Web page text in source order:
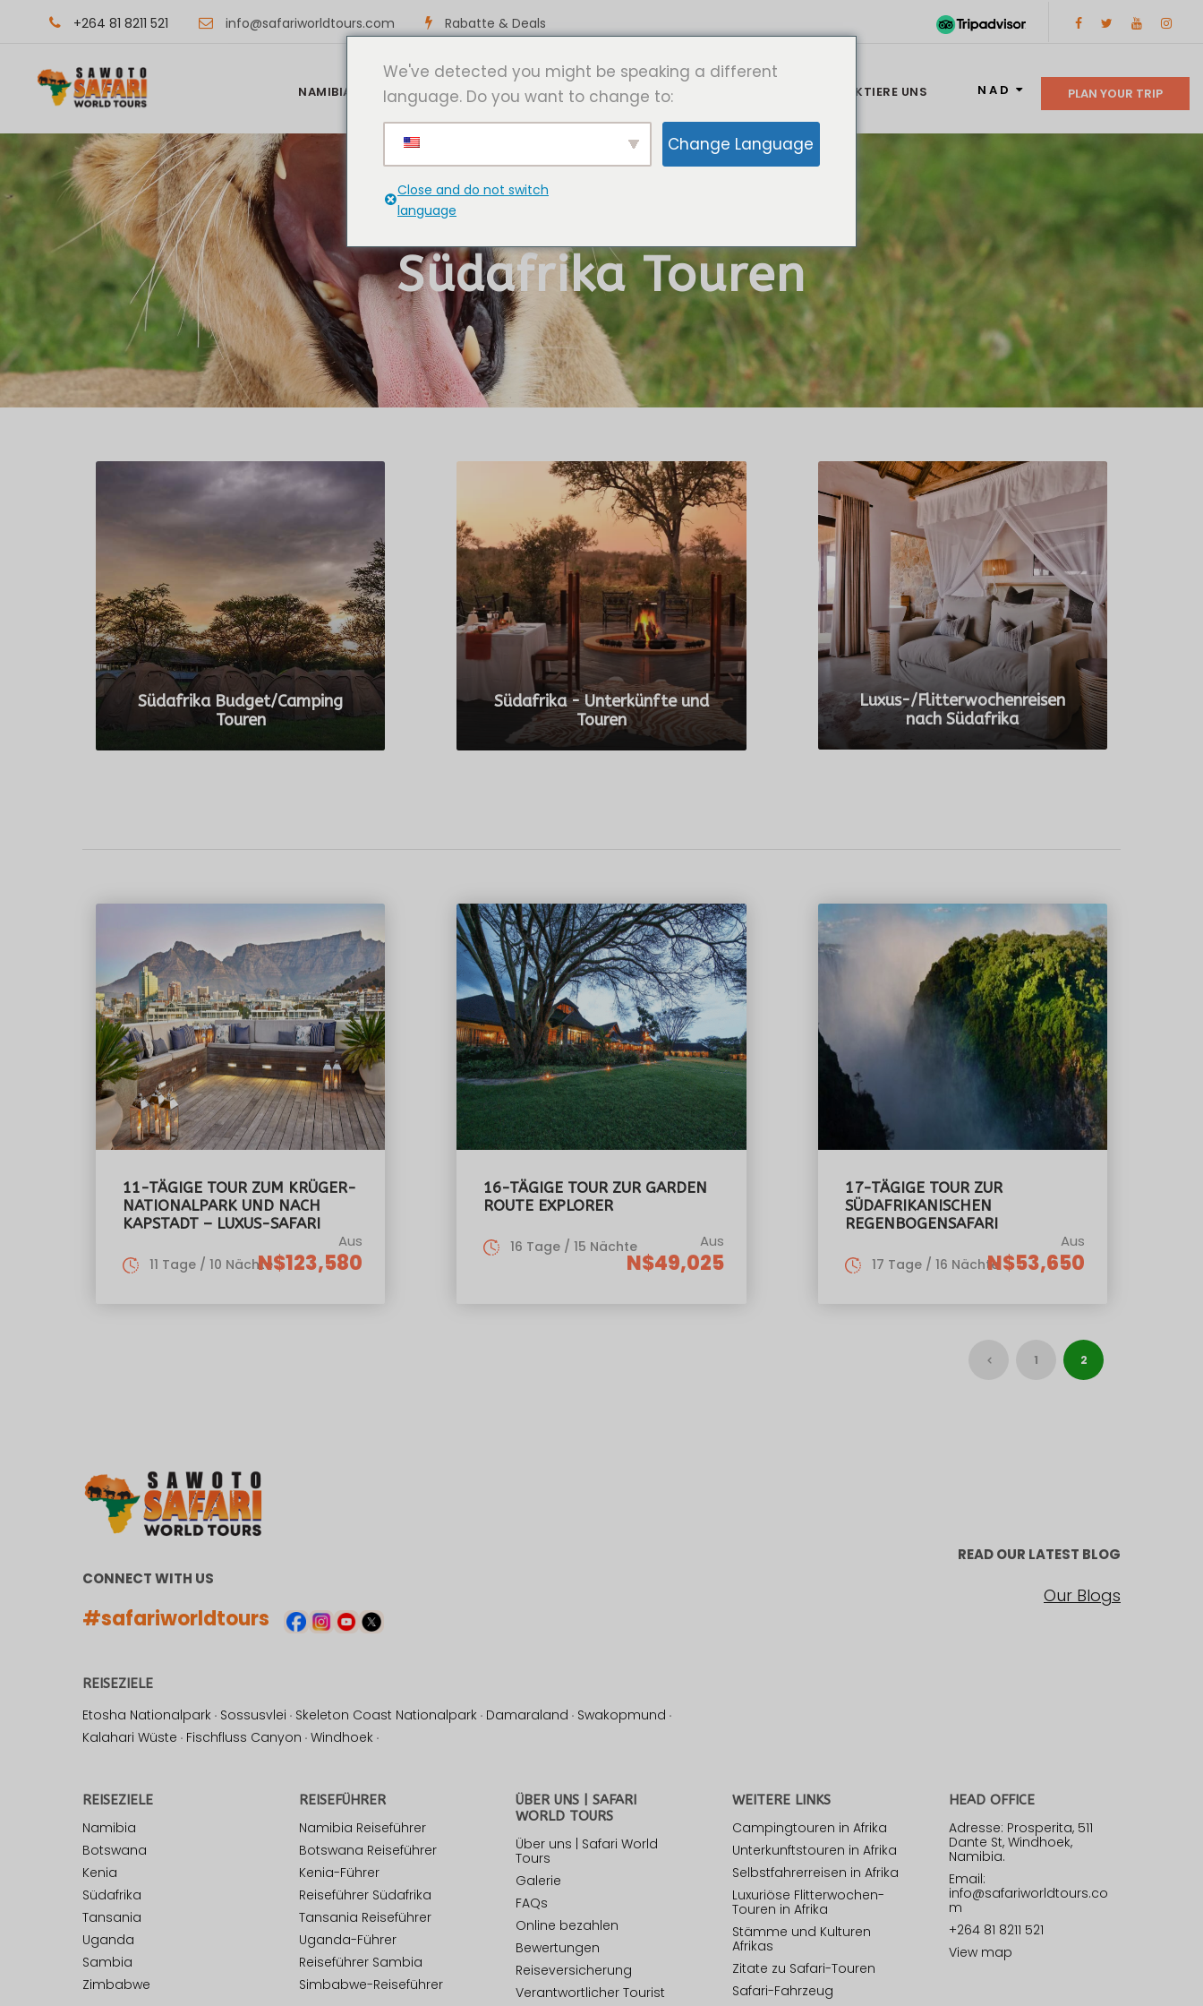
+264 81 8211 521 info@safariworldtours.com Rabatte & Deals
NAMIBIA REISEZIELE NAMIBIA-TOUREN SHUTTLE TRANSFERS KONTAKTIERE UNS NAD PLAN YOUR TRIP
Südafrika Touren
Südafrika Budget/Camping
Touren
Südafrika - Unterkünfte und
Touren
Luxus-/Flitterwochenreisen
nach Südafrika
11-TÄGIGE TOUR ZUM KRÜGER-
NATIONALPARK UND NACH
KAPSTADT – LUXUS-SAFARI
Aus
N$123,580
11 Tage / 10 Nächte
16-TÄGIGE TOUR ZUR GARDEN
ROUTE EXPLORER
Aus
N$49,025
16 Tage / 15 Nächte
17-TÄGIGE TOUR ZUR
SÜDAFRIKANISCHEN
REGENBOGENSAFARI
Aus
N$53,650
17 Tage / 16 Nächte
1 2
CONNECT WITH US
#safariworldtours
READ OUR LATEST BLOG
Our Blogs
REISEZIELE
Etosha Nationalpark · Sossusvlei · Skeleton Coast Nationalpark · Damaraland · Swakopmund ·
Kalahari Wüste · Fischfluss Canyon · Windhoek ·
REISEZIELE
Namibia
Botswana
Kenia
Südafrika
Tansania
Uganda
Sambia
Zimbabwe
REISEFÜHRER
Namibia Reiseführer
Botswana Reiseführer
Kenia-Führer
Reiseführer Südafrika
Tansania Reiseführer
Uganda-Führer
Reiseführer Sambia
Simbabwe-Reiseführer
ÜBER UNS | SAFARI
WORLD TOURS
Über uns | Safari World
Tours
Galerie
FAQs
Online bezahlen
Bewertungen
Reiseversicherung
Verantwortlicher Tourist
WEITERE LINKS
Campingtouren in Afrika
Unterkunftstouren in Afrika
Selbstfahrerreisen in Afrika
Luxuriöse Flitterwochen-
Touren in Afrika
Stämme und Kulturen
Afrikas
Zitate zu Safari-Touren
Safari-Fahrzeug
HEAD OFFICE
Adresse: Prosperita, 511
Dante St, Windhoek,
Namibia.
Email:
info@safariworldtours.co
m
+264 81 8211 521
View map
We've detected you might be speaking a different
language. Do you want to change to:
Change Language
Close and do not switch
language